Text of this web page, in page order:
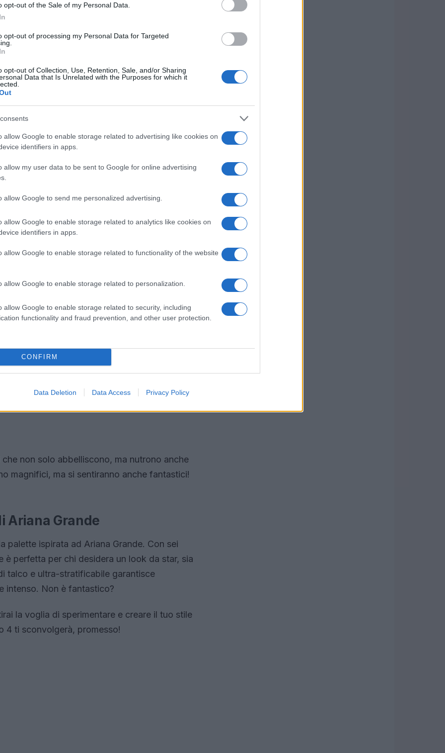
opt-out of the Sale of my Personal Data.
opt-out of processing my Personal Data for Targeted
opt-out of Collection, Use, Retention, Sale, and/or Sharing
Data that Is Unrelated with the Purposes for which it
allow Google to enable storage related to advertising like cookies on
identifiers in apps.
allow my user data to be sent to Google for online advertising
allow Google to send me personalized advertising.
allow Google to enable storage related to analytics like cookies on
identifiers in apps.
allow Google to enable storage related to functionality of the website
allow Google to enable storage related to personalization.
allow Google to enable storage related to security, including
functionality and fraud prevention, and other user protection.
CONFIRM
Data Deletion Data Access Privacy Policy
sono i veri protagonisti dell’estate. La
Bloom’ di Catrice è un autentico gioiello:
di tonalità che spaziano dall’oro tenue al
una lunga durata e un’applicazione
mai a quanto il tuo sguardo brillerà! ✨
con un tocco di marrone per un look da
per la sera. Le possibilità sono infinite e
da sfoggiare con orgoglio!
senza stress
tempo per trucco elaborati. Ecco perché la
per chi è sempre in movimento. Facile
di realizzare un perfetto smokey
alla sua texture morbida, potrai raggiungere
non solo abbelliscono, ma nutrono anche
magnifici, ma si sentiranno anche fantastici!
Ariana Grande
palette ispirata ad Ariana Grande. Con sei
perfetta per chi desidera un look da star, sia
talco e ultra-stratificabile garantisce
intenso. Non è fantastico?
la voglia di sperimentare e creare il tuo stile
4 ti sconvolgerà, promesso!